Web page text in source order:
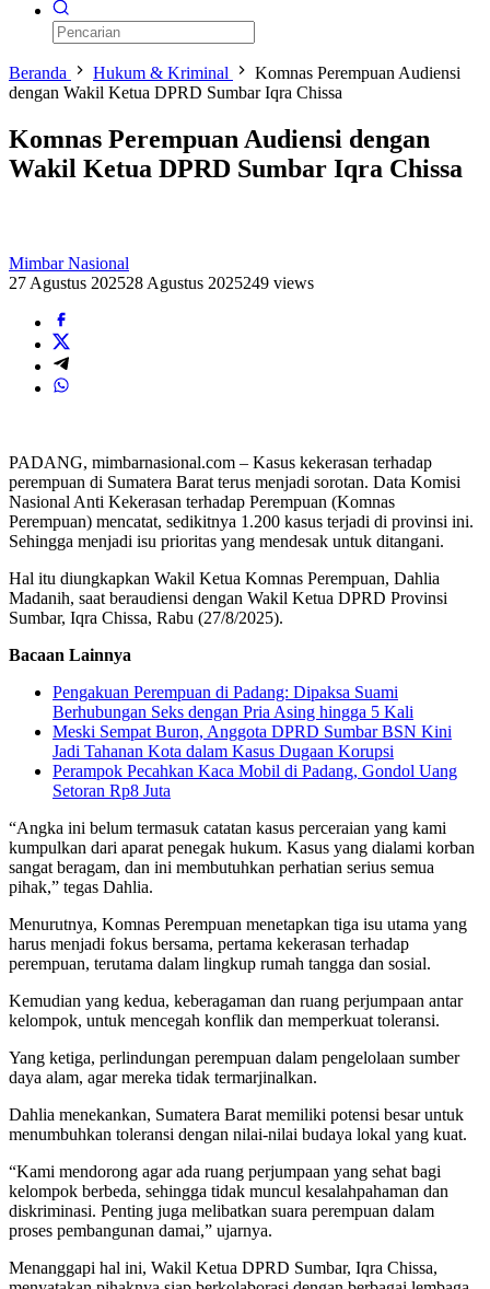
Beranda Hukum & Kriminal
Komnas Perempuan Audiensi
dengan Wakil Ketua DPRD Sumbar Iqra Chissa
Komnas Perempuan Audiensi dengan
Wakil Ketua DPRD Sumbar Iqra Chissa
Mimbar Nasional
27 Agustus 202528 Agustus 2025249 views
PADANG, mimbarnasional.com – Kasus kekerasan terhadap
perempuan di Sumatera Barat terus menjadi sorotan. Data Komisi
Nasional Anti Kekerasan terhadap Perempuan (Komnas
Perempuan) mencatat, sedikitnya 1.200 kasus terjadi di provinsi ini.
Sehingga menjadi isu prioritas yang mendesak untuk ditangani.
Hal itu diungkapkan Wakil Ketua Komnas Perempuan, Dahlia
Madanih, saat beraudiensi dengan Wakil Ketua DPRD Provinsi
Sumbar, Iqra Chissa, Rabu (27/8/2025).
Bacaan Lainnya
Pengakuan Perempuan di Padang: Dipaksa Suami
Berhubungan Seks dengan Pria Asing hingga 5 Kali
Meski Sempat Buron, Anggota DPRD Sumbar BSN Kini
Jadi Tahanan Kota dalam Kasus Dugaan Korupsi
Perampok Pecahkan Kaca Mobil di Padang, Gondol Uang
Setoran Rp8 Juta
“Angka ini belum termasuk catatan kasus perceraian yang kami
kumpulkan dari aparat penegak hukum. Kasus yang dialami korban
sangat beragam, dan ini membutuhkan perhatian serius semua
pihak,” tegas Dahlia.
Menurutnya, Komnas Perempuan menetapkan tiga isu utama yang
harus menjadi fokus bersama, pertama kekerasan terhadap
perempuan, terutama dalam lingkup rumah tangga dan sosial.
Kemudian yang kedua, keberagaman dan ruang perjumpaan antar
kelompok, untuk mencegah konflik dan memperkuat toleransi.
Yang ketiga, perlindungan perempuan dalam pengelolaan sumber
daya alam, agar mereka tidak termarjinalkan.
Dahlia menekankan, Sumatera Barat memiliki potensi besar untuk
menumbuhkan toleransi dengan nilai-nilai budaya lokal yang kuat.
“Kami mendorong agar ada ruang perjumpaan yang sehat bagi
kelompok berbeda, sehingga tidak muncul kesalahpahaman dan
diskriminasi. Penting juga melibatkan suara perempuan dalam
proses pembangunan damai,” ujarnya.
Menanggapi hal ini, Wakil Ketua DPRD Sumbar, Iqra Chissa,